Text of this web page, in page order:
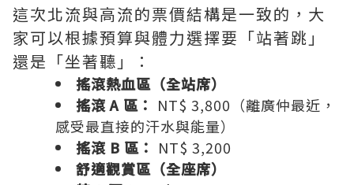
這次北流與高流的票價結構是一致的，大
家可以根據預算與體力選擇要「站著跳」
還是「坐著聽」：
搖滾熱血區（全站席）
搖滾 A 區： NT$ 3,800（離廣仲最近，
感受最直接的汗水與能量）
搖滾 B 區： NT$ 3,200
舒適觀賞區（全座席）